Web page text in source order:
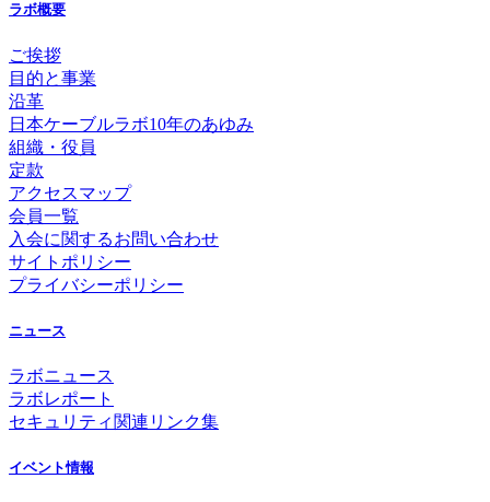
ラボ概要
ご挨拶
目的と事業
沿革
日本ケーブルラボ10年のあゆみ
組織・役員
定款
アクセスマップ
会員一覧
入会に関するお問い合わせ
サイトポリシー
プライバシーポリシー
ニュース
ラボニュース
ラボレポート
セキュリティ関連リンク集
イベント情報